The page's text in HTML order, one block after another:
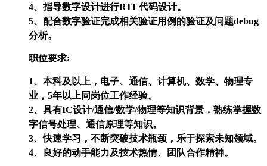
4、指导数字设计进行RTL代码设计。
5、配合数字验证完成相关验证用例的验证及问题debug
分析。
职位要求:
1、本科及以上，电子、通信、计算机、数学、物理专
业，5年以上同岗位工作经验。
2、具有IC设计/通信/数学/物理等知识背景，熟练掌握数
字信号处理、通信原理等知识。
3、快速学习，不断突破技术瓶颈，乐于探索未知领域。
4、良好的动手能力及技术热情、团队合作精神。